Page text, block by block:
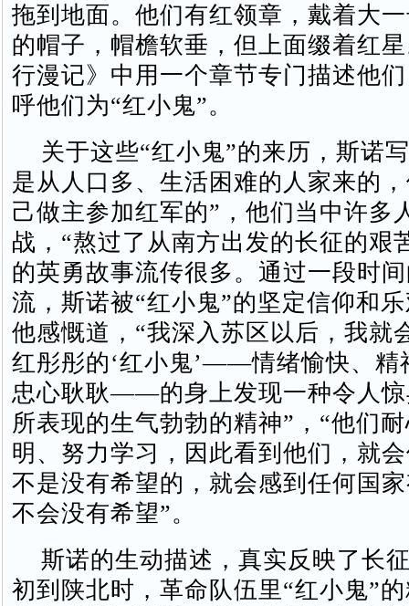
拖到地面。他们有红领章，戴着大
的帽子，帽檐软垂，但上面缀着红
行漫记》中用一个章节专门描述他
呼他们为“红小鬼”。
关于这些“红小鬼”的来历，斯诺
是从人口多、生活困难的人家来的
己做主参加红军的”，他们当中许多
战，“熬过了从南方出发的长征的艰
的英勇故事流传很多。通过一段时
流，斯诺被“红小鬼”的坚定信仰和
他感慨道，“我深入苏区以后，我就
红彤彤的‘红小鬼’——情绪愉快、精
忠心耿耿——的身上发现一种令人惊
所表现的生气勃勃的精神”，“他们
明、努力学习，因此看到他们，就
不是没有希望的，就会感到任何国
不会没有希望”。
斯诺的生动描述，真实反映了长
初到陕北时，革命队伍里“红小鬼”